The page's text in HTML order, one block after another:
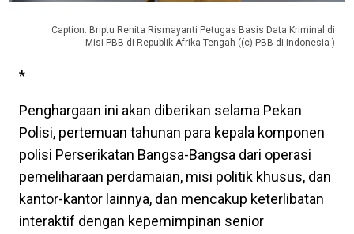
Caption: Briptu Renita Rismayanti Petugas Basis Data Kriminal di
Misi PBB di Republik Afrika Tengah ((c) PBB di Indonesia )
*
Penghargaan ini akan diberikan selama Pekan
Polisi, pertemuan tahunan para kepala komponen
polisi Perserikatan Bangsa-Bangsa dari operasi
pemeliharaan perdamaian, misi politik khusus, dan
kantor-kantor lainnya, dan mencakup keterlibatan
interaktif dengan kepemimpinan senior